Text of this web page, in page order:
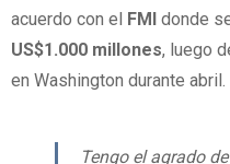
acuerdo con el FMI donde
US$1.000 millones, luego
en Washington durante abril.
Tengo el agrado